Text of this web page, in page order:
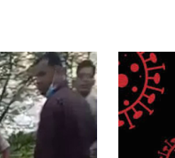
या
तो
बंद
कर
दो
क्वांरटाईन